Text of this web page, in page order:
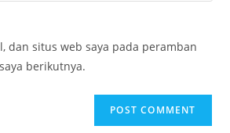
dan situs web saya pada peramban
berikutnya.